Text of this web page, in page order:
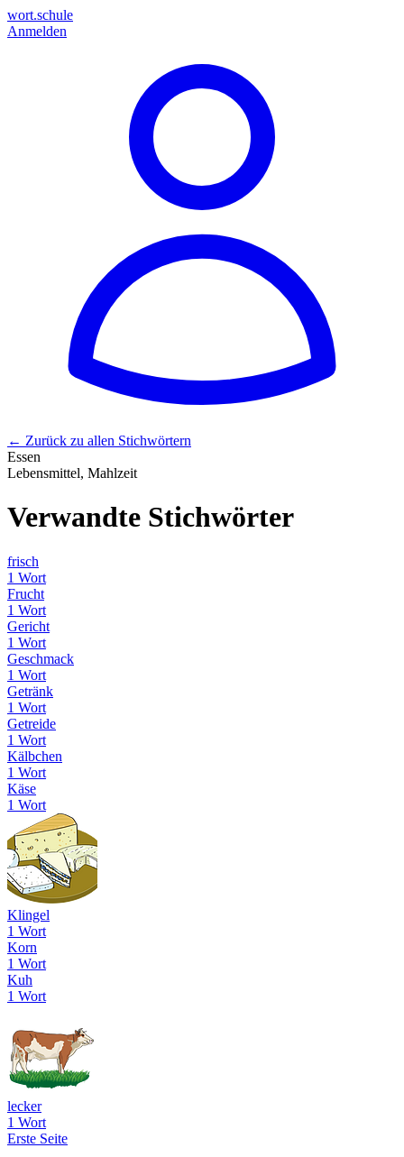
wort.schule
Anmelden
← Zurück zu allen Stichwörtern
Essen
Lebensmittel, Mahlzeit
Verwandte Stichwörter
frisch
1 Wort
Frucht
1 Wort
Gericht
1 Wort
Geschmack
1 Wort
Getränk
1 Wort
Getreide
1 Wort
Kälbchen
1 Wort
Käse
1 Wort
Klingel
1 Wort
Korn
1 Wort
Kuh
1 Wort
lecker
1 Wort
Erste Seite